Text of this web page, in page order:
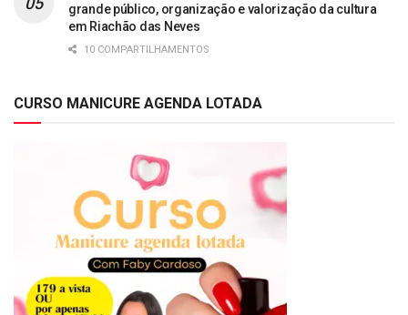
grande público, organização e valorização da cultura
em Riachão das Neves
10 COMPARTILHAMENTOS
CURSO MANICURE AGENDA LOTADA